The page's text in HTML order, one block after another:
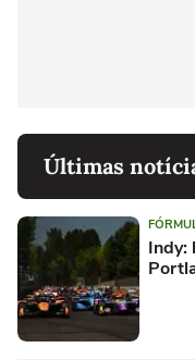
Últimas
Indy: